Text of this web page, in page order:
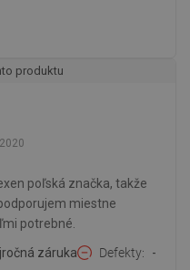
produktu
poľská značka, takže
miestne
potrebné.
záruka Defekty -